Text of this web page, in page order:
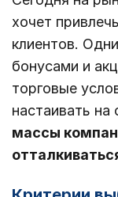
хочет
клиентов.
бонусами и
торговые
настаивать на
массы